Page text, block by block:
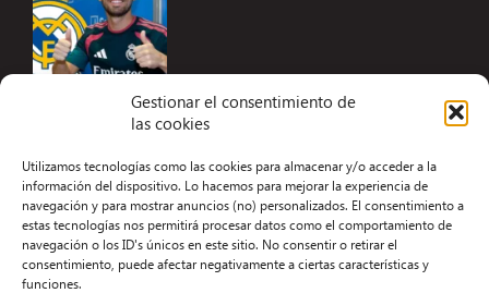
Gestionar el consentimiento de
las cookies
Utilizamos tecnologías como las cookies para almacenar y/o acceder a la
información del dispositivo. Lo hacemos para mejorar la experiencia de
navegación y para mostrar anuncios (no) personalizados. El consentimiento a
estas tecnologías nos permitirá procesar datos como el comportamiento de
navegación o los ID's únicos en este sitio. No consentir o retirar el
consentimiento, puede afectar negativamente a ciertas características y
funciones.
Aviso Legal
Términos y condiciones
Política de privacidad